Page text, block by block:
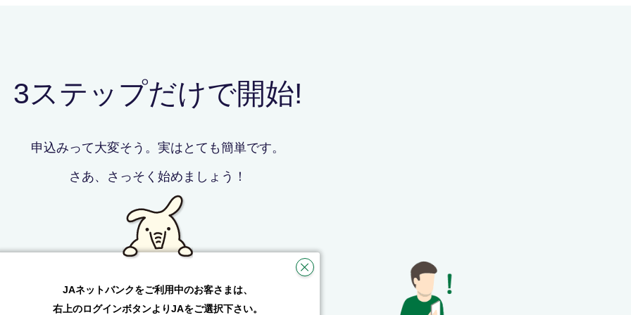
3ステップだけで開始!
申込みって大変そう。実はとても簡単です。
さあ、さっそく始めましょう！
JAネットバンクをご利用中のお客さまは、
右上のログインボタンよりJAをご選択下さい。